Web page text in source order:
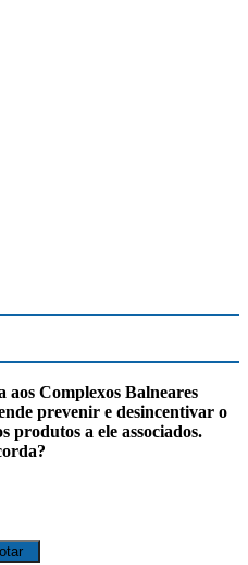
aos Complexos Balneares
prevenir e desincentivar o
produtos a ele associados.